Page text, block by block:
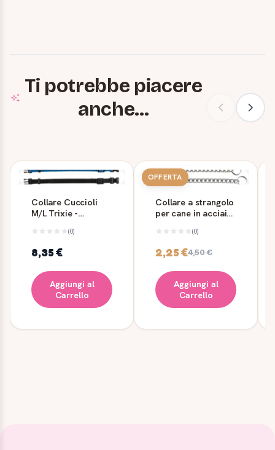
Ti potrebbe piacere
anche...
Collare Cuccioli
M/L Trixie -
cm
(0)
8,35 €
Aggiungi al
Carrello
OFFERTA
Collare a strangolo
per cane in acciaio
(0)
2,25 €4,50 €
Aggiungi al
Carrello